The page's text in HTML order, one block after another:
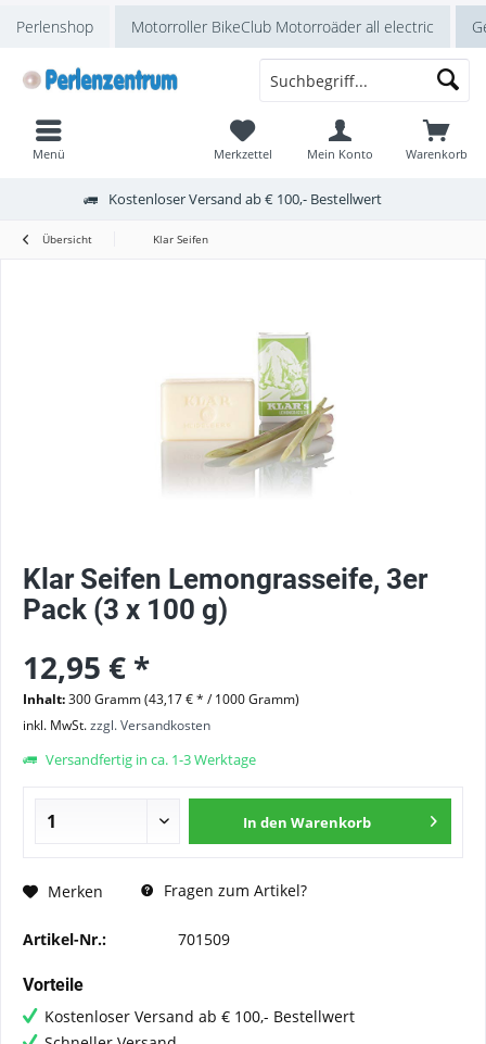
Perlenshop Motorroller BikeClub Motorroäder all electric
Kostenloser Versand ab € 100,- Bestellwert
Warenkorb
Merkzettel Mein Konto
Menü
Übersicht Klar Seifen
Klar Seifen Lemongrasseife, 3er
Pack (3 x 100 g)
12,95 € *
Inhalt:300 Gramm (43,17 € * / 1000 Gramm)
inkl. MwSt.zzgl. Versandkosten
Versandfertig in ca. 1-3 Werktage
In den Warenkorb
Merken Fragen zum Artikel?
Artikel-Nr.: 701509
Vorteile
Kostenloser Versand ab € 100,- Bestellwert